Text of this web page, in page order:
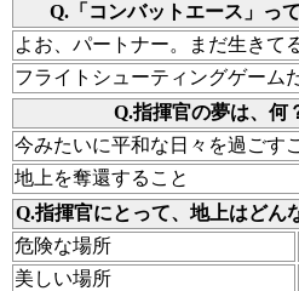
Q.「コンバットエース」っ
よお、パートナー。まだ生きて
フライトシューティングゲーム
Q.指揮官の夢は、何
今みたいに平和な日々を過ごす
地上を奪還すること
Q.指揮官にとって、地上はどん
危険な場所
美しい場所